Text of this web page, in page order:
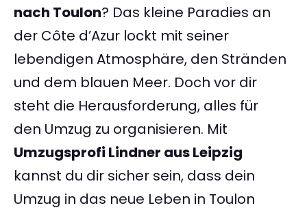
nach Toulon? Das kleine Paradies an
der Côte d’Azur lockt mit seiner
lebendigen Atmosphäre, den Stränden
und dem blauen Meer. Doch vor dir
steht die Herausforderung, alles für
den Umzug zu organisieren. Mit
Umzugsprofi Lindner aus Leipzig
kannst du dir sicher sein, dass dein
Umzug in das neue Leben in Toulon